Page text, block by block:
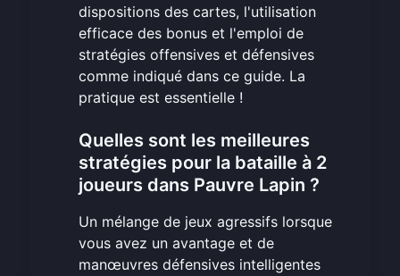
dispositions des cartes, l'utilisation
efficace des bonus et l'emploi de
stratégies offensives et défensives
comme indiqué dans ce guide. La
pratique est essentielle !
Quelles sont les meilleures
stratégies pour la bataille à 2
joueurs dans Pauvre Lapin ?
Un mélange de jeux agressifs lorsque
vous avez un avantage et de
manœuvres défensives intelligentes